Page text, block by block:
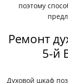
поэтому
Ремонт
5-й
Духовой шкаф